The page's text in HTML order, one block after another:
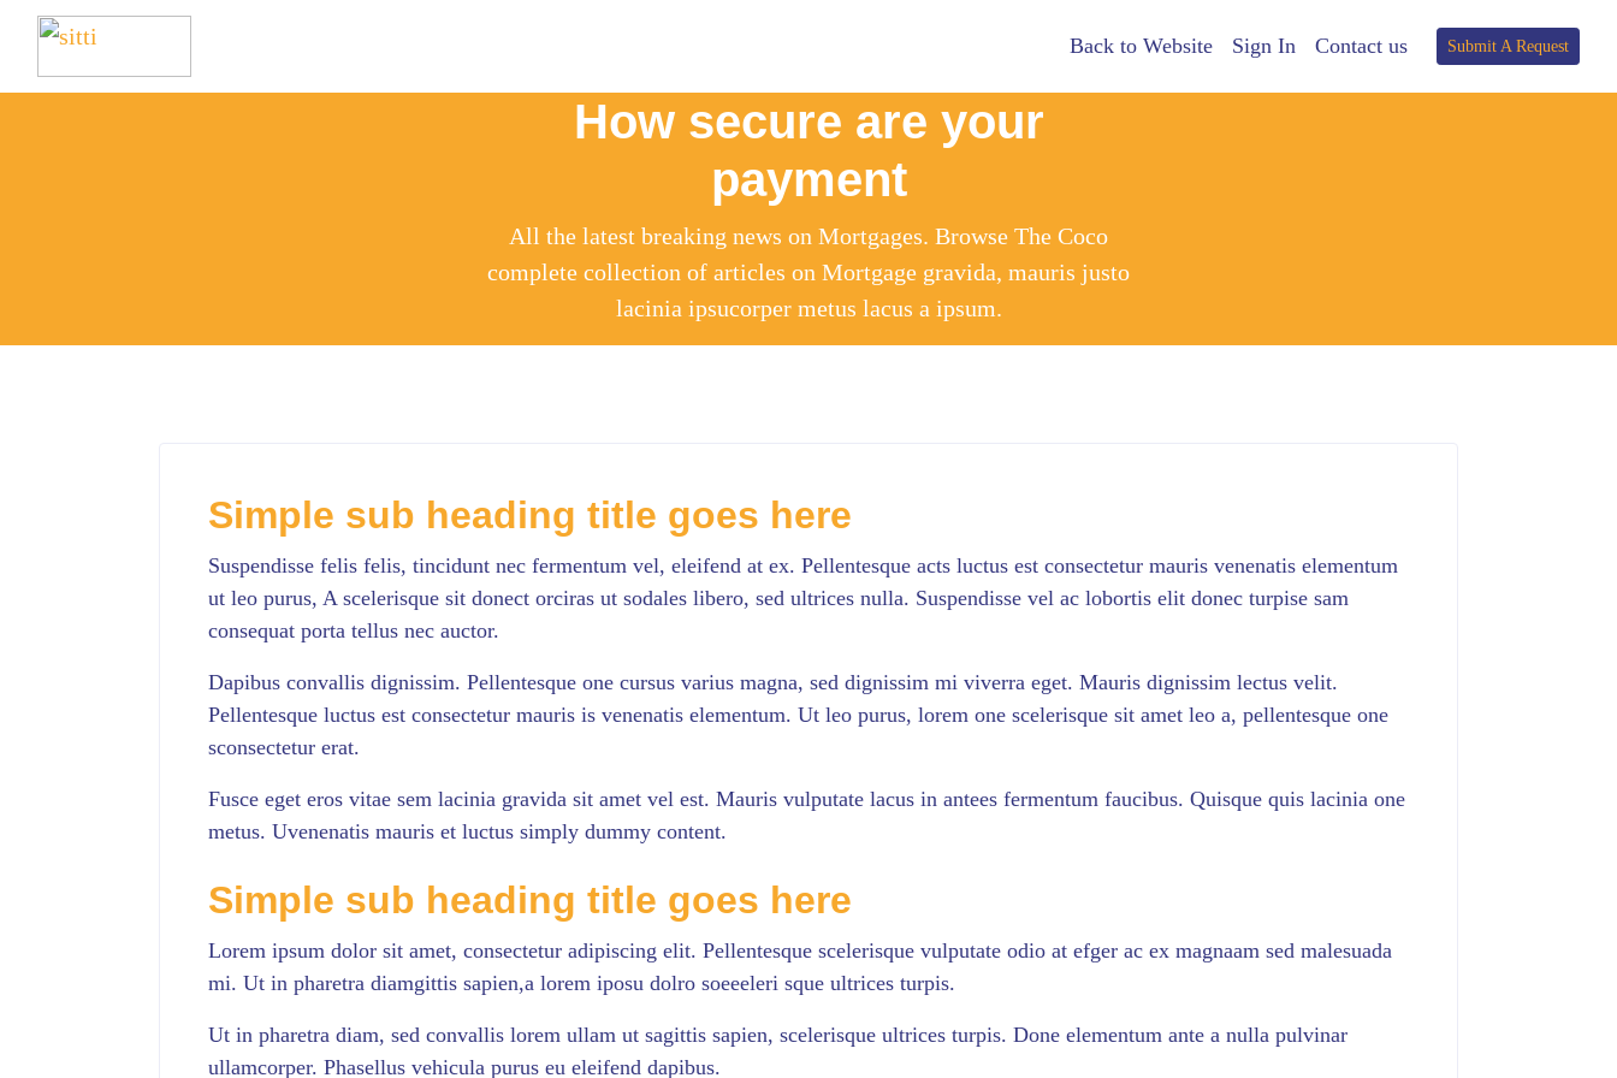
Back to Website Sign In Contact us Submit A Request
How secure are your
payment
All the latest breaking news on Mortgages. Browse The Coco
complete collection of articles on Mortgage gravida, mauris justo
lacinia ipsucorper metus lacus a ipsum.
Simple sub heading title goes here
Suspendisse felis felis, tincidunt nec fermentum vel, eleifend at ex. Pellentesque acts luctus est consectetur mauris venenatis elementum
ut leo purus, A scelerisque sit donect orciras ut sodales libero, sed ultrices nulla. Suspendisse vel ac lobortis elit donec turpise sam
consequat porta tellus nec auctor.
Dapibus convallis dignissim. Pellentesque one cursus varius magna, sed dignissim mi viverra eget. Mauris dignissim lectus velit.
Pellentesque luctus est consectetur mauris is venenatis elementum. Ut leo purus, lorem one scelerisque sit amet leo a, pellentesque one
sconsectetur erat.
Fusce eget eros vitae sem lacinia gravida sit amet vel est. Mauris vulputate lacus in antees fermentum faucibus. Quisque quis lacinia one
metus. Uvenenatis mauris et luctus simply dummy content.
Simple sub heading title goes here
Lorem ipsum dolor sit amet, consectetur adipiscing elit. Pellentesque scelerisque vulputate odio at efger ac ex magnaam sed malesuada
mi. Ut in pharetra diamgittis sapien,a lorem iposu dolro soeeeleri sque ultrices turpis.
Ut in pharetra diam, sed convallis lorem ullam ut sagittis sapien, scelerisque ultrices turpis. Done elementum ante a nulla pulvinar
ullamcorper. Phasellus vehicula purus eu eleifend dapibus.